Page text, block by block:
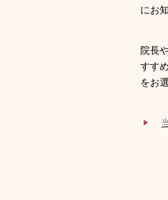
にお
院長
すす
をお